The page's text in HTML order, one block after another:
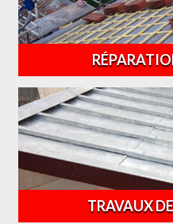
TRAVAUX